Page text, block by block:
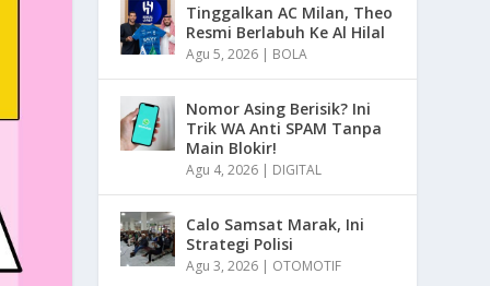
Tinggalkan AC Milan, Theo
Resmi Berlabuh Ke Al Hilal
Agu 5, 2026 | BOLA
Nomor Asing Berisik? Ini
Trik WA Anti SPAM Tanpa
Main Blokir!
Agu 4, 2026 | DIGITAL
Calo Samsat Marak, Ini
Strategi Polisi
Agu 3, 2026 | OTOMOTIF